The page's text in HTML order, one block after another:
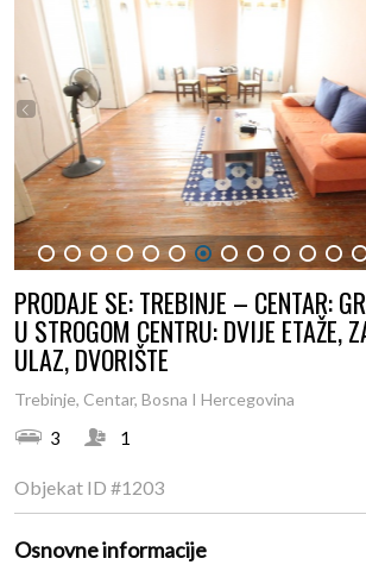
1 2 3 4 5 6 7 8 9 10 11 12
PRODAJE SE: TREBINJE – CENTAR:
U STROGOM CENTRU: DVIJE ETAŽE,
ULAZ, DVORIŠTE
Trebinje, Centar, Bosna I Hercegovina
3 1
Objekat ID #1203
Osnovne informacije